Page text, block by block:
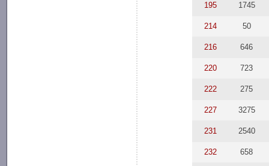
195 1745
214 50
216 646
220 723
222 275
227 3275
231 2540
232 658